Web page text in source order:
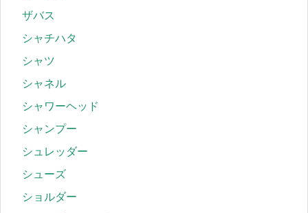
ザバス
シャチハタ
シャツ
シャネル
シャワーヘッド
シャンプー
シュレッダー
シューズ
ショルダー